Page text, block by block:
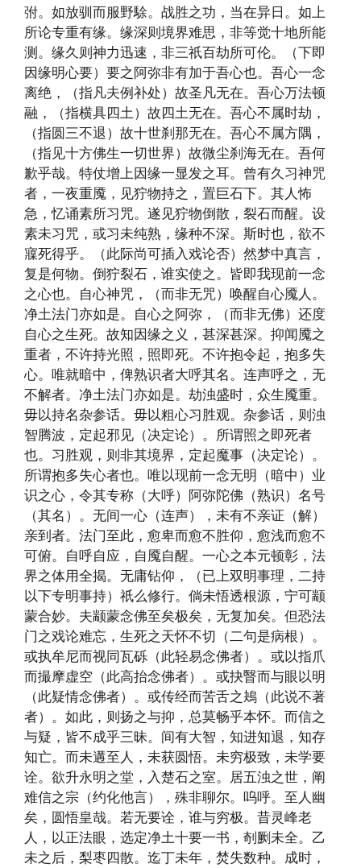
弣。如放驯而服野駼。战胜之功，当在异日。如上
所论专重有缘。缘深则境界难思，非等觉十地所能
测。缘久则神力迅速，非三祇百劫所可伦。（下即
因缘明心要）要之阿弥非有加于吾心也。吾心一念
离绝，（指凡夫例补处）故圣凡无在。吾心万法顿
融，（指横具四土）故四土无在。吾心不属时劫，
（指圆三不退）故十世刹那无在。吾心不属方隅，
（指见十方佛生一切世界）故微尘刹海无在。吾何
歉乎哉。特仗增上因缘一显发之耳。曾有久习神咒
者，一夜重魇，见狞物持之，置巨石下。其人怖
急，忆诵素所习咒。遂见狞物倒散，裂石而醒。设
素未习咒，或习未纯熟，缘种不深。斯时也，欲不
寱死得乎。（此际尚可插入戏论否）然梦中真言，
复是何物。倒狞裂石，谁实使之。皆即我现前一念
之心也。自心神咒，（而非无咒）唤醒自心魇人。
净土法门亦如是。自心之阿弥，（而非无佛）还度
自心之生死。故知因缘之义，甚深甚深。抑闻魇之
重者，不许持光照，照即死。不许抱令起，抱多失
心。唯就暗中，俾熟识者大呼其名。连声呼之，无
不解者。净土法门亦如是。劫浊盛时，众生魇重。
毋以持名杂参话。毋以粗心习胜观。杂参话，则浊
智腾波，定起邪见（决定论）。所谓照之即死者
也。习胜观，则非其境界，定起魔事（决定论）。
所谓抱多失心者也。唯以现前一念无明（暗中）业
识之心，令其专称（大呼）阿弥陀佛（熟识）名号
（其名）。无间一心（连声），未有不亲证（解）
亲到者。法门至此，愈卑而愈不胜仰，愈浅而愈不
可俯。自呼自应，自魇自醒。一心之本元顿彰，法
界之体用全揭。无庸钻仰，（已上双明事理，二持
以下专明事持）祇么修行。倘未悟透根源，宁可颛
蒙合妙。夫颛蒙念佛至矣极矣，无复加矣。但恐法
门之戏论难忘，生死之天怀不切（二句是病根）。
或执牟尼而视同瓦砾（此轻易念佛者）。或以指爪
而撮摩虚空（此高抬念佛者）。或抉瞖而与眼以明
（此疑情念佛者）。或传经而苦舌之鴂（此说不著
者）。如此，则扬之与抑，总莫畅乎本怀。而信之
与疑，皆不成乎三昧。间有大智，知进知退，知存
知亡。而未遘至人，未获圆悟。未穷极致，未学要
诠。欲升永明之堂，入楚石之室。居五浊之世，阐
难信之宗（约化他言），殊非聊尔。呜呼。至人幽
矣，圆悟皇哉。若无要诠，谁与穷极。昔灵峰老
人，以正法眼，选定净土十要一书，剞劂未全。乙
未之后，梨枣四散。迄丁未年，焚失数种。成时，